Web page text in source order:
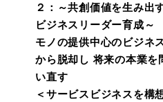
２：～共創価値を生み出
ビジネスリーダー育成～
モノの提供中心のビジネ
から脱却し 将来の本業を
い直す
＜サービスビジネスを構